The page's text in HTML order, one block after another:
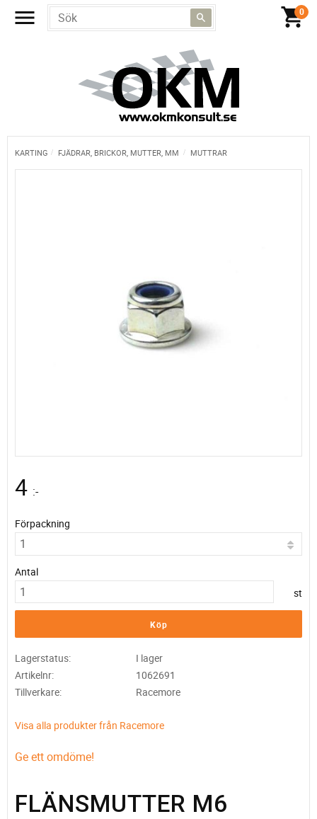
KARTING FJÄDRAR, BRICKOR, MUTTER, MM MUTTRAR
4 :-
Förpackning
Antal
st
Köp
Lagerstatus
I lager
Artikelnr
1062691
Tillverkare
Racemore
Visa alla produkter från Racemore
Ge ett omdöme!
FLÄNSMUTTER M6